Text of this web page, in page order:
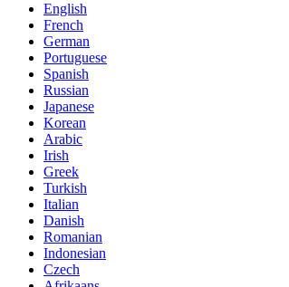
English
French
German
Portuguese
Spanish
Russian
Japanese
Korean
Arabic
Irish
Greek
Turkish
Italian
Danish
Romanian
Indonesian
Czech